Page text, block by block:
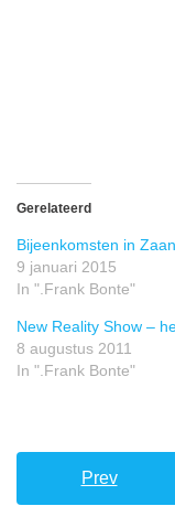
Gerelateerd
Bijeenkomsten in
9 januari 2015
In ".Frank Bonte"
New Reality Show –
8 augustus 2011
In ".Frank Bonte"
Prev